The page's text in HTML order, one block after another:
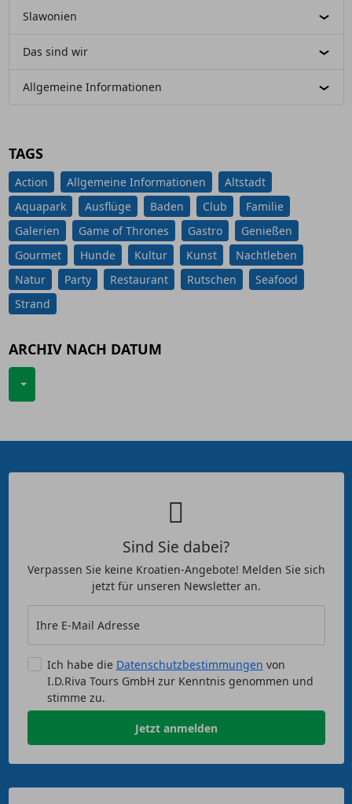
Slawonien
Das sind wir
Allgemeine Informationen
TAGS
Action Allgemeine Informationen
Altstadt
Aquapark
Ausflüge Baden Club
Familie
Galerien
Game of Thrones Gastro
Genießen
Gourmet
Hunde Kultur Kunst
Nachtleben
Natur
Party Restaurant Rutschen
Seafood
Strand
ARCHIV NACH DATUM
Sind Sie dabei?
Verpassen Sie keine Kroatien-Angebote! Melden Sie sich
jetzt für unseren Newsletter an.
Ihre E-Mail Adresse
Ich habe die Datenschutzbestimmungen von
I.D.Riva Tours GmbH zur Kenntnis genommen und
stimme zu.
Jetzt anmelden